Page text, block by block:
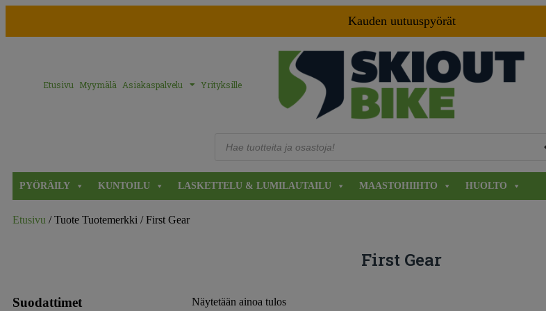
Kauden uutuuspyörät
Etusivu Myymälä Asiakaspalvelu Yrityksille
PYÖRÄILY KUNTOILU LASKETTELU & LUMILAUTAILU MAASTOHIIHTO HUOLTO
Etusivu / Tuote Tuotemerkki / First Gear
First Gear
Suodattimet Näytetään ainoa tulos